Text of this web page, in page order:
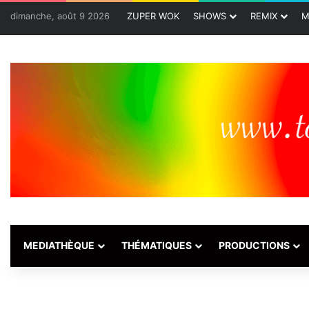
dimanche, août 9 2026 ZUPER WOK SHOWS REMIX
MEDIATHÈQUE THÉMATIQUES PRODUCTIONS